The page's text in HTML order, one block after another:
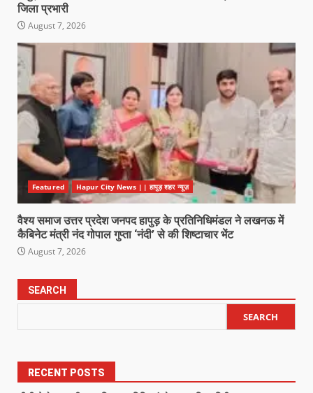
जिला प्रभारी
August 7, 2026
Featured Hapur City News || हापुड़ शहर न्यूज़
वैश्य समाज उत्तर प्रदेश जनपद हापुड़ के प्रतिनिधिमंडल ने लखनऊ में
कैबिनेट मंत्री नंद गोपाल गुप्ता ‘नंदी’ से की शिष्टाचार भेंट
August 7, 2026
SEARCH
SEARCH
RECENT POSTS